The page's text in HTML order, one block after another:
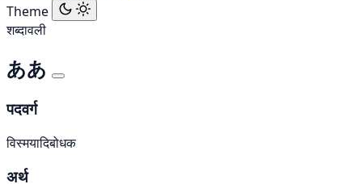
Theme
शब्दावली
ああ
पदवर्ग
विस्मयादिबोधक
अर्थ